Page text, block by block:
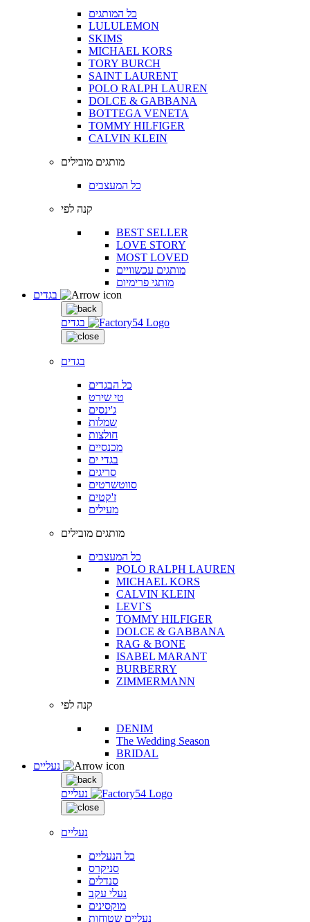
כל המותגים
LULULEMON
SKIMS
MICHAEL KORS
TORY BURCH
SAINT LAURENT
POLO RALPH LAUREN
DOLCE & GABBANA
BOTTEGA VENETA
TOMMY HILFIGER
CALVIN KLEIN
מותגים מובילים
כל המעצבים
קנה לפי
BEST SELLER
LOVE STORY
MOST LOVED
מותגים עכשוויים
מותגי פרימיום
בגדים
בגדים
כל הבגדים
טי שירט
ג'ינסים
שמלות
חולצות
מכנסיים
בגדי ים
סריגים
סווטשרטים
ז'קטים
מעילים
מותגים מובילים
כל המעצבים
POLO RALPH LAUREN
MICHAEL KORS
CALVIN KLEIN
LEVI`S
TOMMY HILFIGER
DOLCE & GABBANA
RAG & BONE
ISABEL MARANT
BURBERRY
ZIMMERMANN
קנה לפי
DENIM
The Wedding Season
BRIDAL
נעליים
נעליים
כל הנעליים
סניקרס
סנדלים
נעלי עקב
מוקסינים
נעליים שטוחות